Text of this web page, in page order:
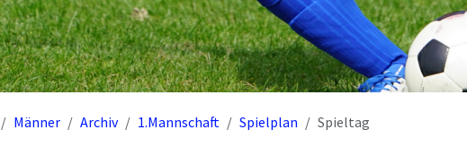
Männer Archiv 1.Mannschaft Spielplan Spieltag